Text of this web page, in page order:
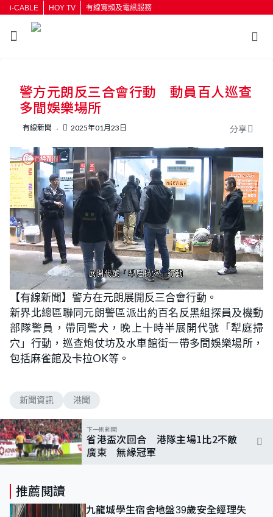
i-CABLE HOY TV 有線寬頻及電訊服務
按輸入鍵開始搜尋
警方元朗反三合會行動 動員百人巡查
多間娛樂場所
有線新聞 2025年01月23日 分享
n
m
u
t
e
L
o
a
d
e
d
:
9
6
.
3
【有線新聞】警方在元朗展開反三合會行動。
新界北總區聯同元朗警區派出約百名反黑組探員及機動
部隊警員，帶同警犬，晚上十時半展開代號「犁庭掃
穴」行動，巡查炮仗坊及水車館街一帶多間娛樂場所，
包括麻雀館及卡拉OK等。
新聞資訊 港聞
下一則新聞
省港盃次回合 港隊主場1比2不敵
廣東 無緣冠軍
推薦閱讀
九龍城學生宿舍地盤39歲安全經理失